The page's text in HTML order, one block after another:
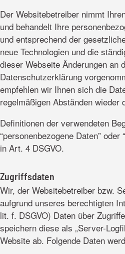
Der Websitebetreiber nimmt
und behandelt Ihre
und entsprechend der
neue Technologien und die
dieser Webseite Änderungen an
Datenschutzerklärung
empfehlen wir Ihnen sich die
regelmäßigen Abständen wieder
Definitionen der verwendeten
“personenbezogene Daten” oder
in Art. 4 DSGVO.
Zugriffsdaten
Wir, der Websitebetreiber bzw.
aufgrund unseres berechtigten
lit. f. DSGVO) Daten über
speichern diese als „Server-
Website ab. Folgende Daten